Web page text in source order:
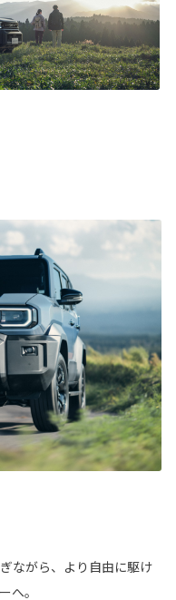
ながら、より自由に駆け
へ。